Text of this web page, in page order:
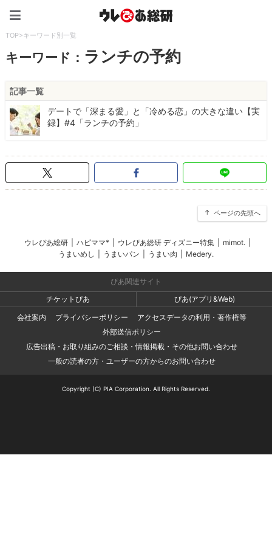
TOP>キーワード別一覧
キーワード： ランチの予約
記事一覧
デートで「深まる愛」と「冷める恋」の大きな違い【実
録】#4「ランチの予約」
ページの先頭へ
ウレぴあ総研 ハピママ* ウレぴあ総研 ディズニー特集 mimot.
うまいめし
うまいパン うまい肉 Medery.
ぴあ関連サイト
チケットぴあ
ぴあ(アプリ&Web)
会社案内
プライバシーポリシー
アクセスデータの利用・著作権等
外部送信ポリシー
広告出稿・お取り組みのご相談・情報掲載・その他お問い合わせ
一般の読者の方・ユーザーの方からのお問い合わせ
Copyright (C) PIA Corporation. All Rights Reserved.